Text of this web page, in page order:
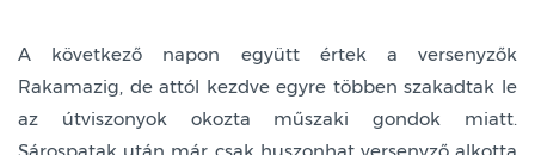
A következő napon együtt értek a versenyzők
Rakamazig, de attól kezdve egyre többen szakadtak le
az útviszonyok okozta műszaki gondok miatt.